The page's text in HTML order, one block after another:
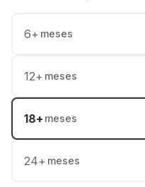
6+ meses
12+ meses
18+ meses
24+ meses